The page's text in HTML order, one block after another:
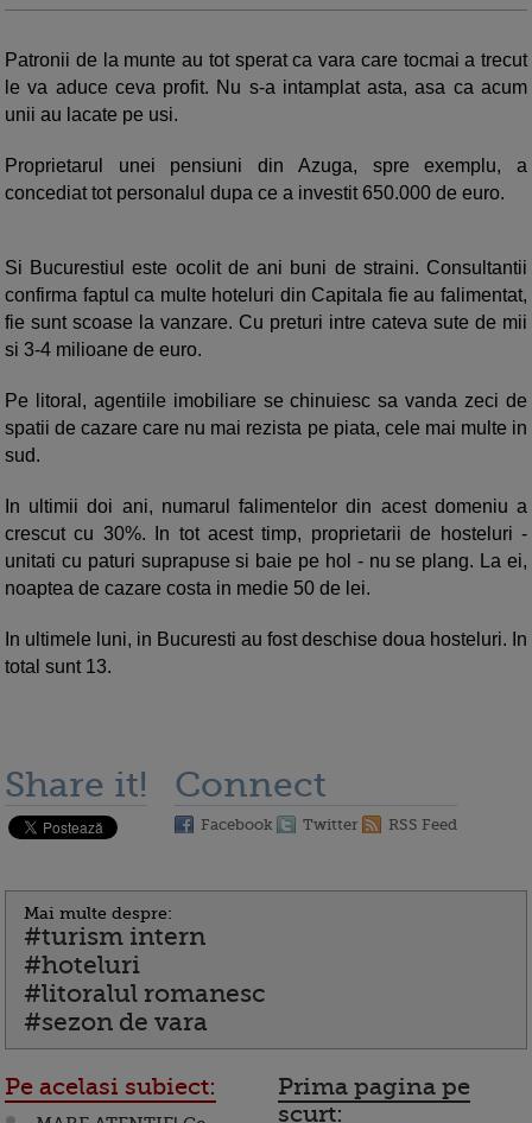
Patronii de la munte au tot sperat ca vara care tocmai a trecut
le va aduce ceva profit. Nu s-a intamplat asta, asa ca acum
unii au lacate pe usi.
Proprietarul unei pensiuni din Azuga, spre exemplu, a
concediat tot personalul dupa ce a investit 650.000 de euro.
Si Bucurestiul este ocolit de ani buni de straini. Consultantii
confirma faptul ca multe hoteluri din Capitala fie au falimentat,
fie sunt scoase la vanzare. Cu preturi intre cateva sute de mii
si 3-4 milioane de euro.
Pe litoral, agentiile imobiliare se chinuiesc sa vanda zeci de
spatii de cazare care nu mai rezista pe piata, cele mai multe in
sud.
In ultimii doi ani, numarul falimentelor din acest domeniu a
crescut cu 30%. In tot acest timp, proprietarii de hosteluri -
unitati cu paturi suprapuse si baie pe hol - nu se plang. La ei,
noaptea de cazare costa in medie 50 de lei.
In ultimele luni, in Bucuresti au fost deschise doua hosteluri. In
total sunt 13.
Share it! Connect
Facebook Twitter RSS Feed
Mai multe despre:
#turism intern
#hoteluri
#litoralul romanesc
#sezon de vara
Pe acelasi subiect:
Prima pagina pe
scurt: